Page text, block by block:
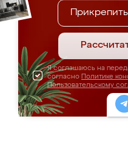
Я соглашаюсь на
согласно Политике
Пользовательскому